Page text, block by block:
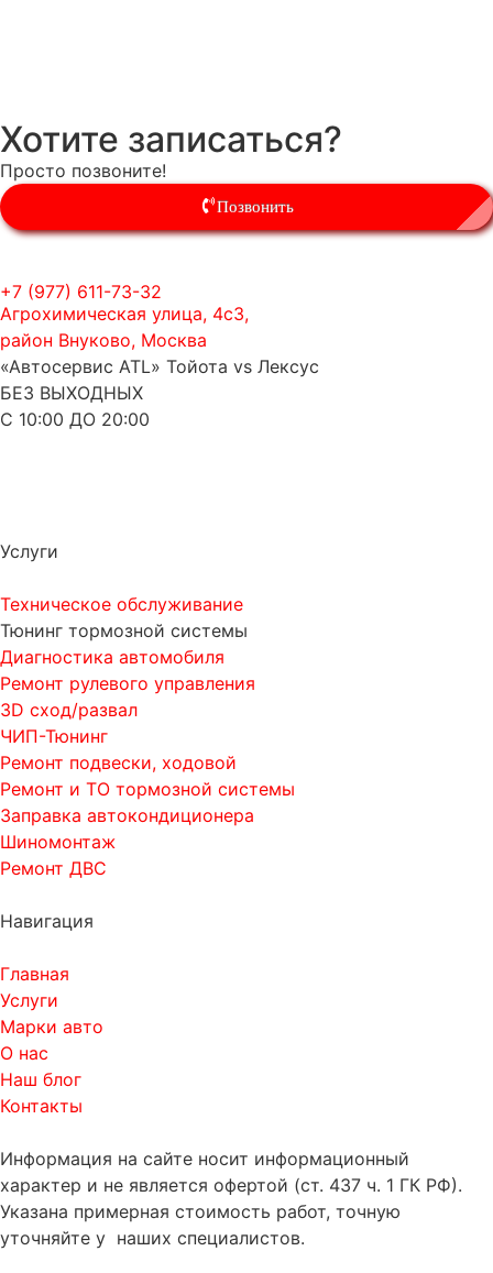
Хотите записаться?
Просто позвоните!
Позвонить
+7 (977) 611-73-32
Агрохимическая улица, 4с3,
район Внуково, Москва
«Автосервис ATL» Тойота vs Лексус
БЕЗ ВЫХОДНЫХ
С 10:00 ДО 20:00
Услуги
Техническое обслуживание
Тюнинг тормозной системы
Диагностика автомобиля
Ремонт рулевого управления
3D сход/развал
ЧИП-Тюнинг
Ремонт подвески, ходовой
Ремонт и ТО тормозной системы
Заправка автокондиционера
Шиномонтаж
Ремонт ДВС
Навигация
Главная
Услуги
Марки авто
О нас
Наш блог
Контакты
Информация на сайте носит информационный
характер и не является офертой (ст. 437 ч. 1 ГК РФ).
Указана примерная стоимость работ, точную
уточняйте у наших специалистов.